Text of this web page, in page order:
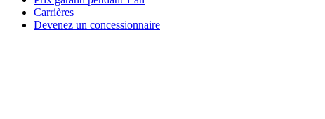
Carrières
Devenez un concessionnaire